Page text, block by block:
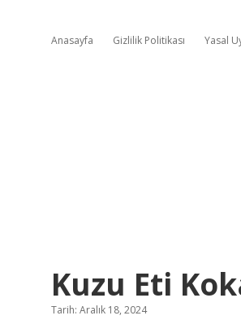
Anasayfa Gizlilik Politikası Yasal
Kuzu Eti
Tarih: Aralık 18, 2024